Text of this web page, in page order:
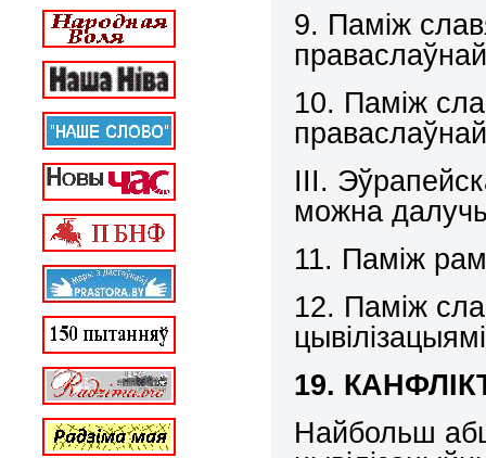
9. Паміж
10. Паміж
ІІІ.
можна
11. Паміж
12. Паміж
19.
Найбольш